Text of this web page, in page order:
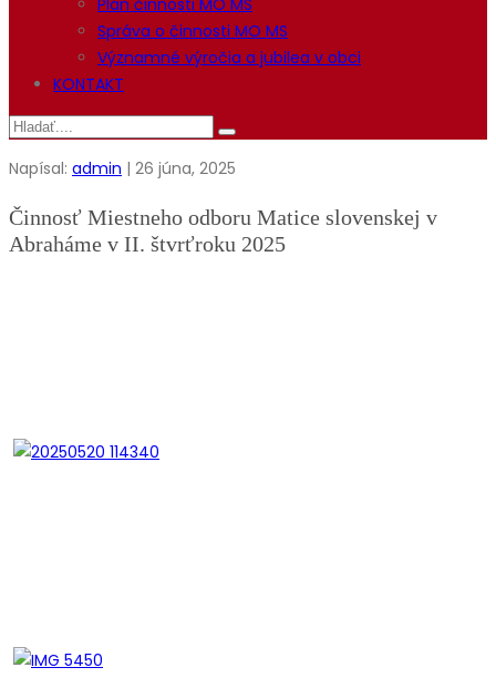
Správa o činnosti MO MS
Významné výročia a jubilea v obci
KONTAKT
Napísal: admin | 26 júna, 2025
Činnosť Miestneho odboru Matice slovenskej v
Abraháme v II. štvrťroku 2025